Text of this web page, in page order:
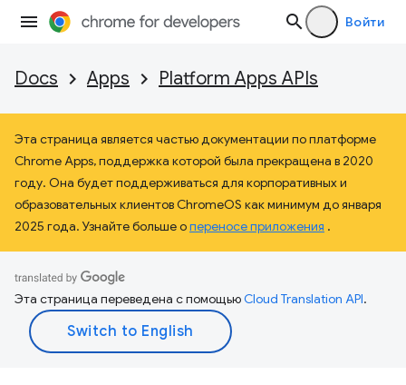
Войти
Docs Apps Platform Apps APIs
Эта страница является частью документации по платформе
Chrome Apps, поддержка которой была прекращена в 2020
году. Она будет поддерживаться для корпоративных и
образовательных клиентов ChromeOS как минимум до января
2025 года. Узнайте больше опереносе приложения .
Эта страница переведена с помощьюCloud Translation API.